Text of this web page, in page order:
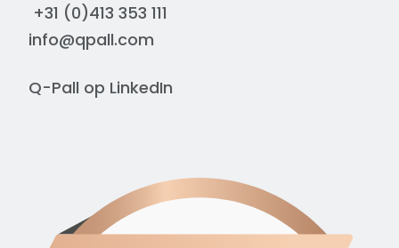
+31 (0)413 353 111
info@qpall.com
Q-Pall op LinkedIn